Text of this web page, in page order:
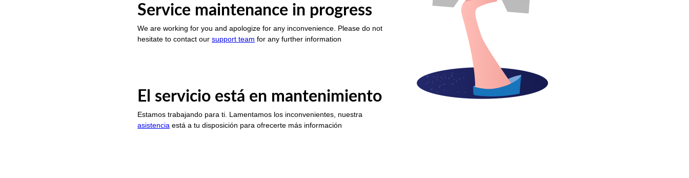
Service maintenance in progress
We are working for you and apologize for any inconvenience. Please do not
hesitate to contact oursupport team for any further information
El servicio está en mantenimiento
Estamos trabajando para ti. Lamentamos los inconvenientes, nuestra
asistencia está a tu disposición para ofrecerte más información